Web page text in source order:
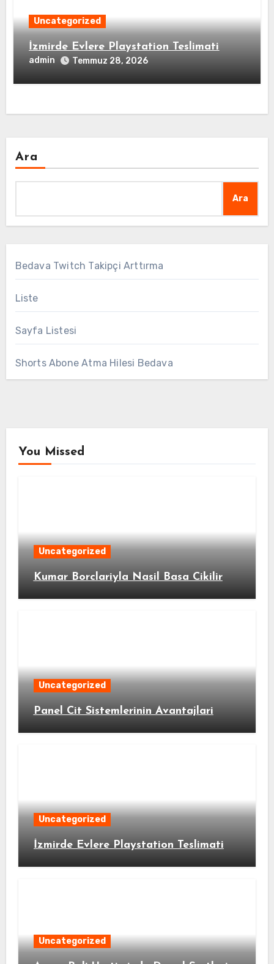
Uncategorized
İzmirde Evlere Playstation Teslimati
admin Temmuz 28, 2026
Ara
Ara
Bedava Twitch Takipçi Arttırma
Liste
Sayfa Listesi
Shorts Abone Atma Hilesi Bedava
You Missed
Uncategorized
Kumar Borclariyla Nasil Basa Cikilir
Uncategorized
Panel Cit Sistemlerinin Avantajlari
Uncategorized
İzmirde Evlere Playstation Teslimati
Uncategorized